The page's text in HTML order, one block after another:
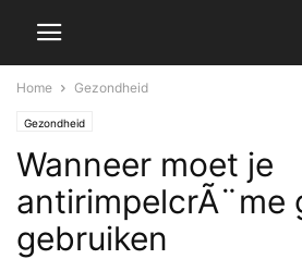
Home Gezondheid
Gezondheid
Wanneer moet je
antirimpelcrÃ¨me
gebruiken